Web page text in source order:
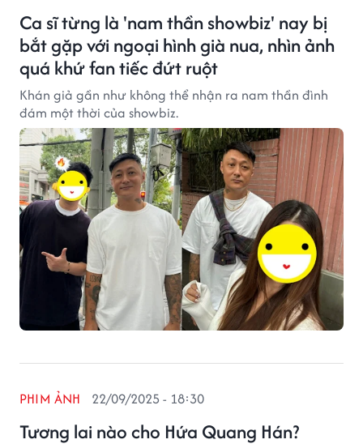
Ca sĩ từng là 'nam thần showbiz' nay bị
bắt gặp với ngoại hình già nua, nhìn ảnh
quá khứ fan tiếc đứt ruột
Khán giả gần như không thể nhận ra nam thần đình
đám một thời của showbiz.
Tương lai nào cho Hứa Quang Hán?
PHIM ẢNH 22/09/2025 - 18:30